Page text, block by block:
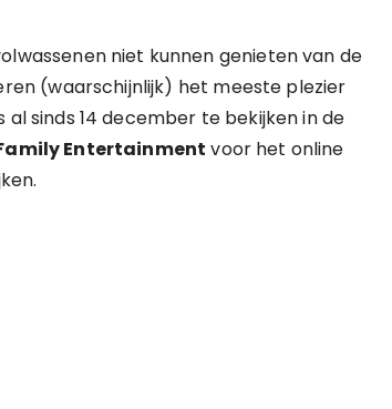
niet kunnen genieten van de
(waarschijnlijk) het meeste plezier
al sinds 14 december te bekijken in de
Entertainment voor het online